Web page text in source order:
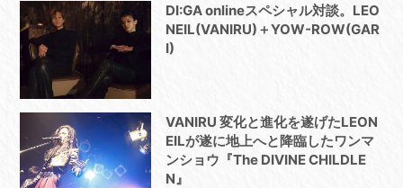
DI:GA onlineスペシャル対談。LEO
NEIL(VANIRU)＋YOW-ROW(GAR
I)
VANIRU 変化と進化を遂げたLEON
EILが遂に地上へと降臨したワンマ
ンショウ『The DIVINE CHILDLE
N』